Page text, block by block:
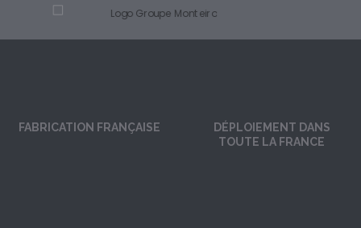
FABRICATION FRANÇAISE
DÉPLOIEMENT DANS
TOUTE LA FRANCE